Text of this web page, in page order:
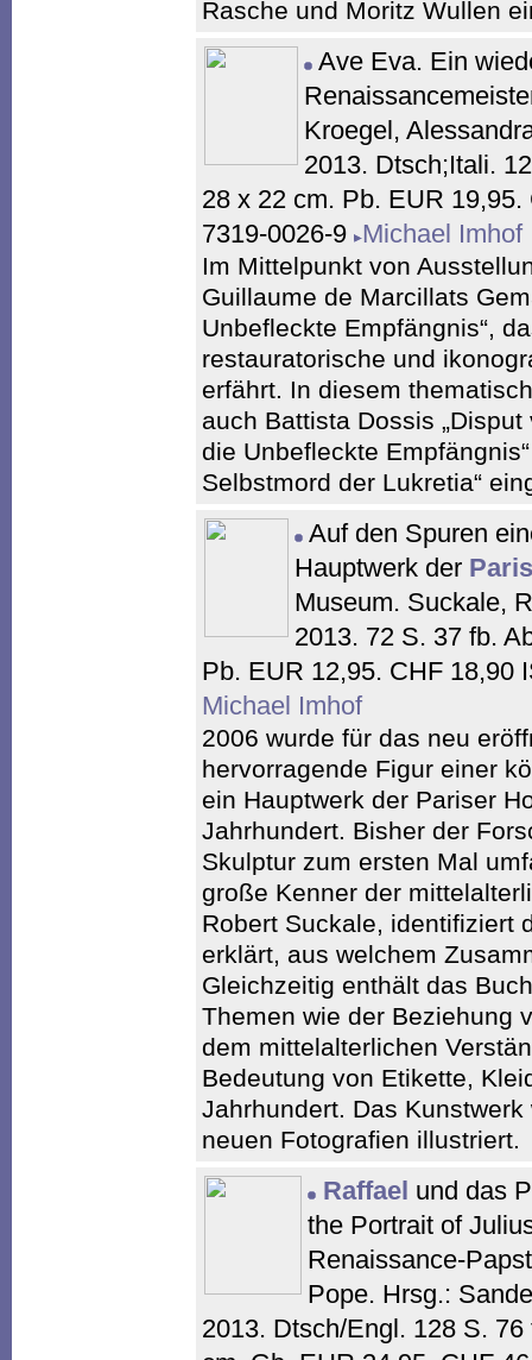
Rasche und Moritz Wullen
Ave Eva. Ein
Kroegel,
2013. Dtsch;Itali.
28 x 22 cm. Pb. EUR
7319-0026-9 Michael Imhof
Im Mittelpunkt von
Guillaume de Marcillats
Unbefleckte Empfängnis“,
restauratorische und
erfährt. In diesem
auch Battista Dossis
die Unbefleckte
Selbstmord der Lukretia“
Auf den Spuren
Hauptwerk der
Museum. Suckale,
2013. 72 S. 37 fb.
Pb. EUR 12,95. CHF 18,90
Michael Imhof
2006 wurde für das neu
hervorragende Figur einer
ein Hauptwerk der Pariser
Jahrhundert. Bisher der
Skulptur zum ersten Mal
große Kenner der
Robert Suckale, identifiziert
erklärt, aus welchem
Gleichzeitig enthält das
Themen wie der Beziehung
dem mittelalterlichen
Bedeutung von Etikette,
Jahrhundert. Das
neuen Fotografien illustriert.
Raffael und das
the Portrait of
Renaissance-
Pope. Hrsg.:
2013. Dtsch/Engl. 128 S.